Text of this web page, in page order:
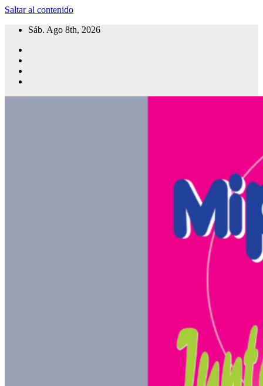
Saltar al contenido
Sáb. Ago 8th, 2026